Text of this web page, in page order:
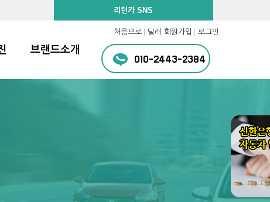
리턴카 SNS
브랜드소개
처음으로 딜러 회원가입 로그인
010-2443-2384